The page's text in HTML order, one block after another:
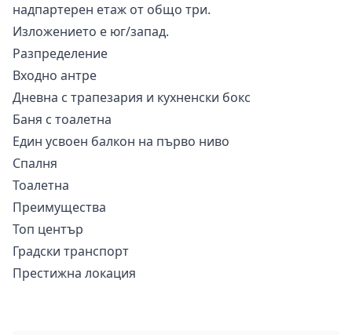
надпартерен етаж от общо три.
Изложението е юг/запад.
Разпределение
Входно антре
Дневна с трапезария и кухненски бокс
Баня с тоалетна
Един усвоен балкон на първо ниво
Спалня
Тоалетна
Преимущества
Топ център
Градски транспорт
Престижна локация